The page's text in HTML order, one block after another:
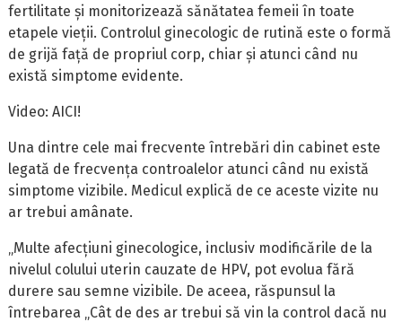
fertilitate și monitorizează sănătatea femeii în toate
etapele vieții. Controlul ginecologic de rutină este o formă
de grijă față de propriul corp, chiar și atunci când nu
există simptome evidente.
Video:AICI!
Una dintre cele mai frecvente întrebări din cabinet este
legată de frecvența controalelor atunci când nu există
simptome vizibile. Medicul explică de ce aceste vizite nu
ar trebui amânate.
„Multe afecțiuni ginecologice, inclusiv modificările de la
nivelul colului uterin cauzate de HPV, pot evolua fără
durere sau semne vizibile. De aceea, răspunsul la
întrebarea „Cât de des ar trebui să vin la control dacă nu